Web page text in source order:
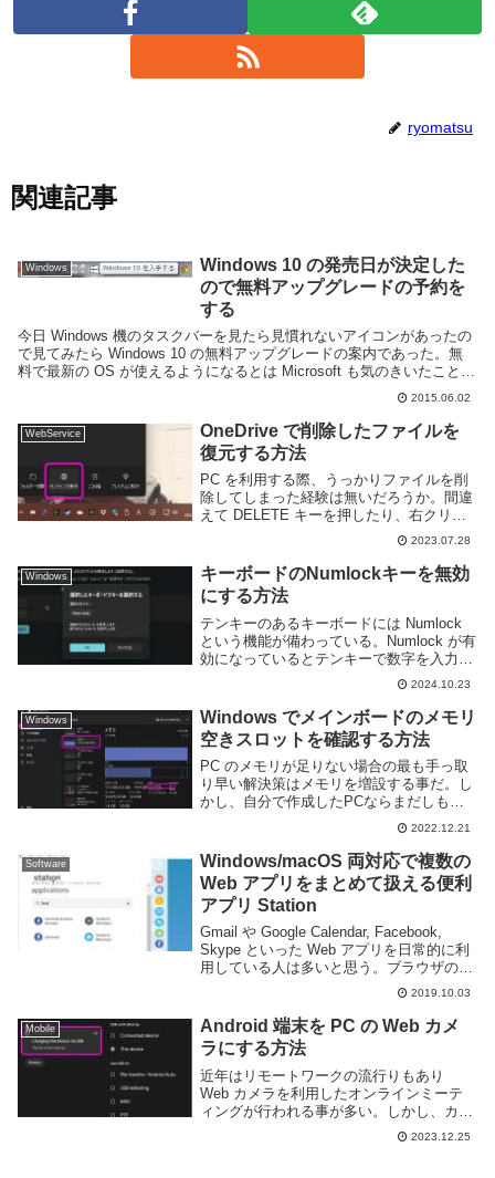
ryomatsu
関連記事
Windows
Windows 10 の発売日が決定した
ので無料アップグレードの予約を
する
今日 Windows 機のタスクバーを見たら見慣れないアイコンがあったの
で見てみたら Windows 10 の無料アップグレードの案内であった。無
料で最新の OS が使えるようになるとは Microsoft も気のきいたことを
2015.06.02
WebService
OneDrive で削除したファイルを
復元する方法
PC を利用する際、うっかりファイルを削
除してしまった経験は無いだろうか。間違
えて DELETE キーを押したり、右クリッ
クメニューから誤って削除を選択したりす
るかもしれない。また、不要だと思って削
除したけどあとから必要だったということ
に気...
2023.07.28
Windows
キーボードのNumlockキーを無効
にする方法
テンキーのあるキーボードには Numlock
という機能が備わっている。Numlock が有
効になっているとテンキーで数字を入力す
ることができるため、エクセルなどの数値
を扱う人にとっては便利な機能となってい
る。しかし、ノートパソコンなどの場...
2024.10.23
Windows
Windows でメインボードのメモリ
空きスロットを確認する方法
PC のメモリが足りない場合の最も手っ取
り早い解決策はメモリを増設する事だ。し
かし、自分で作成したPCならまだしもメ
ーカー製PCやノートパソコンであればメ
モリスロットが空いているのかどうかわか
らない事もある。確認のために PC の蓋を
開ける...
2022.12.21
Software
Windows/macOS 両対応で複数の
Web アプリをまとめて扱える便利
アプリ Station
Gmail や Google Calendar, Facebook,
Skype といった Web アプリを日常的に利
用している人は多いと思う。ブラウザのみ
で利用でき仕事やプライベートなど様々な
場面で役に立つアプリだが、Web ブラウ
ザのタ...
2019.10.03
Mobile
Android 端末を PC の Web カメ
ラにする方法
近年はリモートワークの流行りもあり
Web カメラを利用したオンラインミーテ
ィングが行われる事が多い。しかし、カメ
ラが搭載されていない PC を利用している
場合、別途 USB Web カメラなどを購入す
2023.12.25